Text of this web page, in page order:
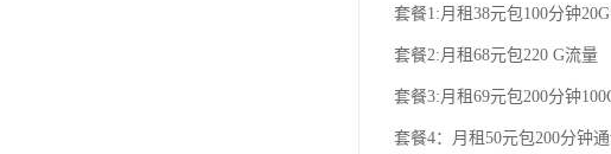
套餐1:月租38元包100分钟
套餐2:月租68元包220 G流量
套餐3:月租69元包200分钟
套餐4：月租50元包200分钟